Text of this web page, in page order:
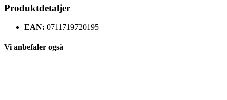
Produktdetaljer
EAN: 0711719720195
Vi anbefaler også